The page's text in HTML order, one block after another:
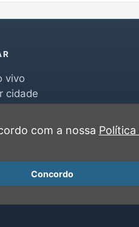
vivo
cidade
com a nossa Política
Concordo